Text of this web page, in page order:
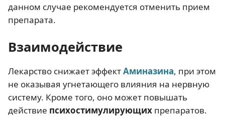
данном случае рекомендуется отменить прием
препарата.
Взаимодействие
Лекарство снижает эффектАминазина, при этом
не оказывая угнетающего влияния на нервную
систему. Кроме того, оно может повышать
действие психостимулирующих препаратов.